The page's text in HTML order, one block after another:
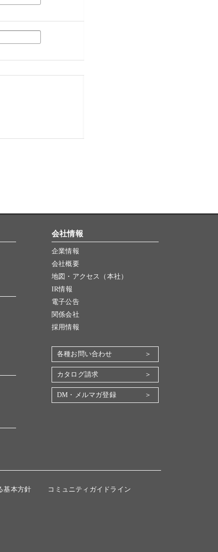
会社情報
企業情報
会社概要
地図・アクセス（本社）
IR情報
電子公告
関係会社
採用情報
各種お問い合わせ
カタログ請求
DM・メルマガ登録
基本方針 コミュニティガイドライン